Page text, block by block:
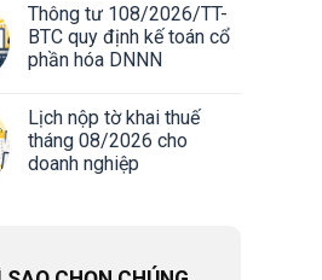
Thông tư 108/2026/TT-
BTC quy định kế toán cổ
phần hóa DNNN
Lịch nộp tờ khai thuế
tháng 08/2026 cho
doanh nghiệp